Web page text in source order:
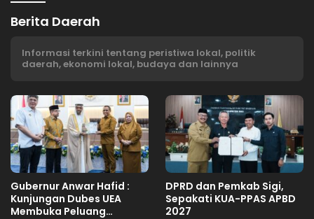
Berita Daerah
Informasi terkini tentang peristiwa lokal, politik
daerah, ekonomi lokal, budaya dan lainnya
Gubernur Anwar Hafid :
Kunjungan Dubes UEA
Membuka Peluang
DPRD dan Pemkab Sigi,
Sepakati KUA-PPAS APBD
2027